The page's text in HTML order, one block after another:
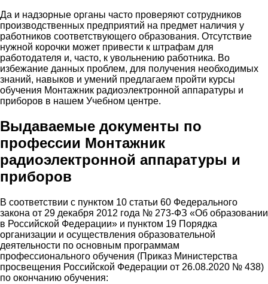
Да и надзорные органы часто проверяют сотрудников
производственных предприятий на предмет наличия у
работников соответствующего образования. Отсутствие
нужной корочки может привести к штрафам для
работодателя и, часто, к увольнению работника. Во
избежание данных проблем, для получения необходимых
знаний, навыков и умений предлагаем пройти курсы
обучения Монтажник радиоэлектронной аппаратуры и
приборов в нашем Учебном центре.
Выдаваемые документы по
профессии Монтажник
радиоэлектронной аппаратуры и
приборов
В соответствии с пунктом 10 статьи 60 Федерального
закона от 29 декабря 2012 года № 273-ФЗ «Об образовании
в Российской Федерации» и пунктом 19 Порядка
организации и осуществления образовательной
деятельности по основным программам
профессионального обучения (Приказ Министерства
просвещения Российской Федерации от 26.08.2020 № 438)
по окончанию обучения: